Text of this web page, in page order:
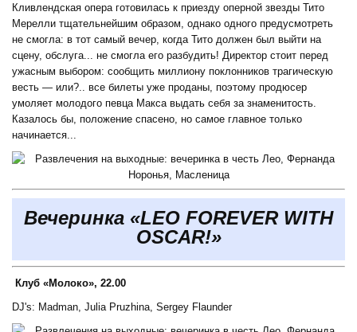
Кливлендская опера готовилась к приезду оперной звезды Тито
Мерелли тщательнейшим образом, однако одного предусмотреть
не смогла: в тот самый вечер, когда Тито должен был выйти на
сцену, обслуга... не смогла его разбудить! Директор стоит перед
ужасным выбором: сообщить миллиону поклонников трагическую
весть — или?.. все билеты уже проданы, поэтому продюсер
умоляет молодого певца Макса выдать себя за знаменитость.
Казалось бы, положение спасено, но самое главное только
начинается...
Вечеринка «LEO FOREVER WITH
OSCAR!»
Клуб «Молоко», 22.00
DJ's: Madman, Julia Pruzhina, Sergey Flaunder